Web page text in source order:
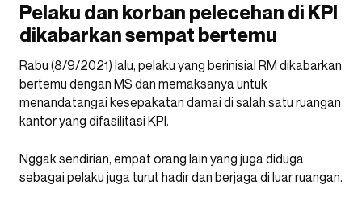
Pelaku dan korban pelecehan di KPI
dikabarkan sempat bertemu
Rabu (8/9/2021) lalu, pelaku yang berinisial RM dikabarkan
bertemu dengan MS dan memaksanya untuk
menandatangai kesepakatan damai di salah satu ruangan
kantor yang difasilitasi KPI.
Nggak sendirian, empat orang lain yang juga diduga
sebagai pelaku juga turut hadir dan berjaga di luar ruangan.